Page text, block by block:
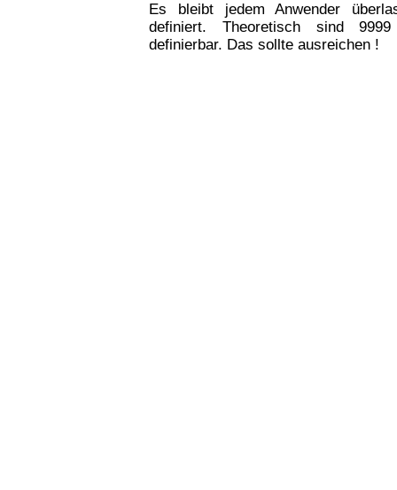
Es bleibt jedem Anwender
definiert. Theoretisch sind 9999
definierbar. Das sollte ausreichen !